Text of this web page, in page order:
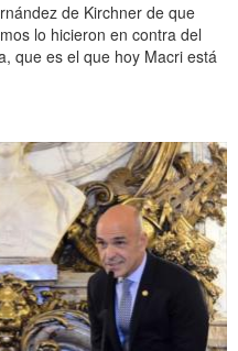
de Kirchner de que
lo hicieron en contra del
que es el que hoy Macri está